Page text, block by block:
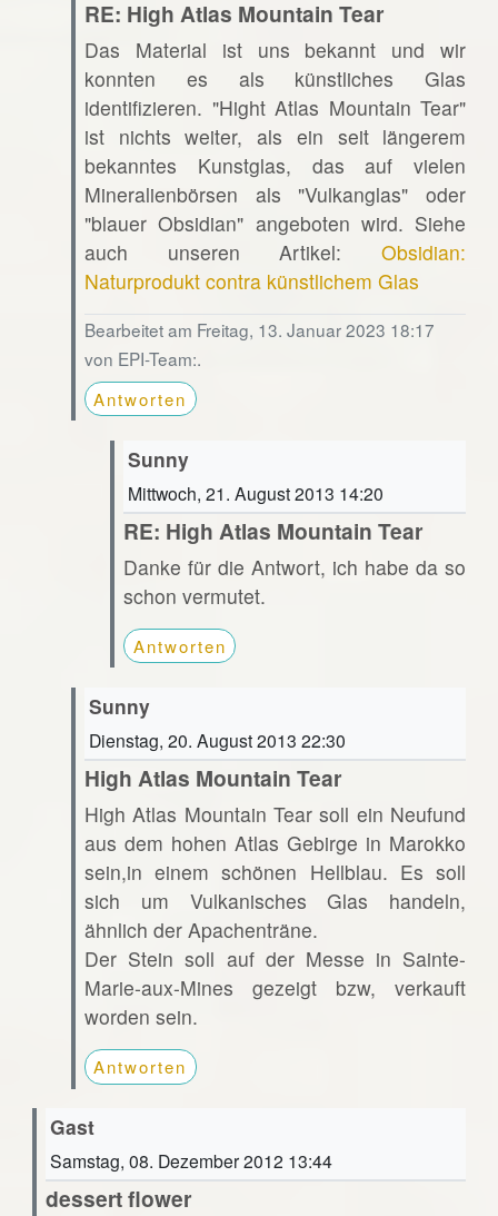
RE: High Atlas Mountain Tear
Das Material ist uns bekannt und wir
konnten es als künstliches Glas
identifizieren. "Hight Atlas Mountain Tear"
ist nichts weiter, als ein seit längerem
bekanntes Kunstglas, das auf vielen
Mineralienbörsen als "Vulkanglas" oder
"blauer Obsidian" angeboten wird. Siehe
auch unseren Artikel:Obsidian:
Naturprodukt contra künstlichem Glas
Bearbeitet am Freitag, 13. Januar 2023 18:17
von EPI-Team:.
Antworten
Sunny
Mittwoch, 21. August 2013 14:20
RE: High Atlas Mountain Tear
Danke für die Antwort, ich habe da so
schon vermutet.
Antworten
Sunny
Dienstag, 20. August 2013 22:30
High Atlas Mountain Tear
High Atlas Mountain Tear soll ein Neufund
aus dem hohen Atlas Gebirge in Marokko
sein,in einem schönen Hellblau. Es soll
sich um Vulkanisches Glas handeln,
ähnlich der Apachenträne.
Der Stein soll auf der Messe in Sainte-
Marie-aux-Mines gezeigt bzw, verkauft
worden sein.
Antworten
Gast
Samstag, 08. Dezember 2012 13:44
dessert flower